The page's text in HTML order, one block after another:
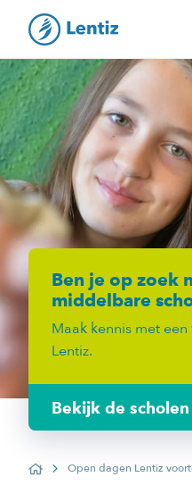
Ben je op zoek
middelbare
Maak kennis met
Lentiz.
Bekijk de scholen
HomeOpen dagen Lentiz